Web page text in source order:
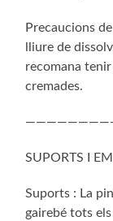
Precaucions
lliure de
recomana
cremades.
SUPORTS I
Suports : La
gairebé tots